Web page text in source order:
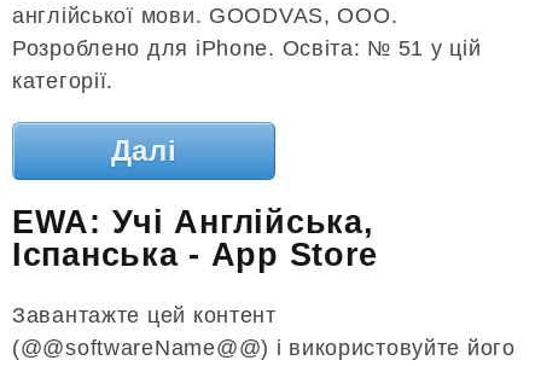
англійської мови. GOODVAS, OOO.
Розроблено для iPhone. Освіта: № 51 у цій
категорії.
Далі
EWA: Учі Англійська,
Іспанська - App Store
Завантажте цей контент
(@@softwareName@@) і використовуйте його